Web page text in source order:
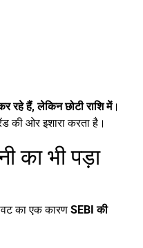
रहे हैं, लेकिन छोटी राशि में।
की ओर इशारा करता है।
का भी पड़ा
का एक कारण SEBI की